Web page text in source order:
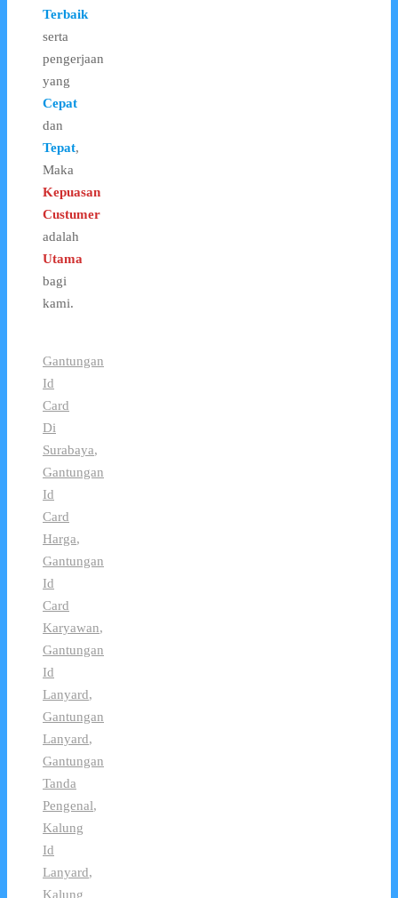
Terbaik
serta
pengerjaan
yang
Cepat
dan
Tepat,
Maka
Kepuasan
Custumer
adalah
Utama
bagi
kami.
Gantungan
Id
Card
Di
Surabaya,
Gantungan
Id
Card
Harga,
Gantungan
Id
Card
Karyawan,
Gantungan
Id
Lanyard,
Gantungan
Lanyard,
Gantungan
Tanda
Pengenal,
Kalung
Id
Lanyard,
Kalung